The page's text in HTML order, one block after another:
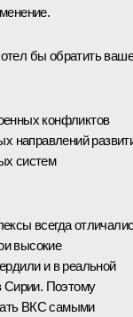
бы обратить ваше
конфликтов
направлений
систем
всегда
высокие
и в реальной
Сирии. Поэтому
ВКС самыми